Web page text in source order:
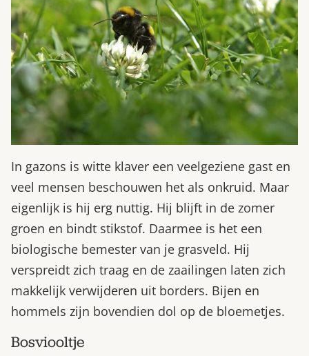
In gazons is witte klaver een veelgeziene gast en
veel mensen beschouwen het als onkruid. Maar
eigenlijk is hij erg nuttig. Hij blijft in de zomer
groen en bindt stikstof. Daarmee is het een
biologische bemester van je grasveld. Hij
verspreidt zich traag en de zaailingen laten zich
makkelijk verwijderen uit borders. Bijen en
hommels zijn bovendien dol op de bloemetjes.
Bosviooltje